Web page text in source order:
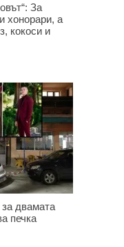
За
хонорари, а
кокоси и
за двамата
печка